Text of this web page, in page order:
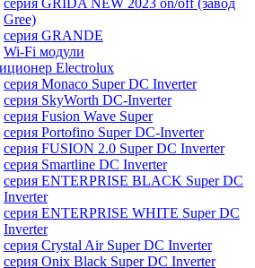
серия GRIDA NEW 2023 on/off (завод
Gree)
серия GRANDE
Wi-Fi модули
Electrolux
серия Monaco Super DC Inverter
серия SkyWorth DC-Inverter
серия Fusion Wave Super
серия Portofino Super DC-Inverter
серия FUSION 2.0 Super DC Іnverter
серия Smartline DC Inverter
серия ENTERPRISE BLACK Super DC
Inverter
серия ENTERPRISE WHITE Super DC
Inverter
серия Crystal Air Super DC Inverter
серия Onix Black Super DC Inverter